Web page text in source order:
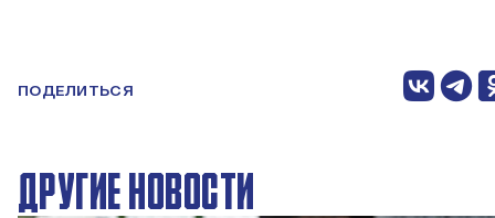
ПОДЕЛИТЬСЯ
ДРУГИЕ НОВОСТИ